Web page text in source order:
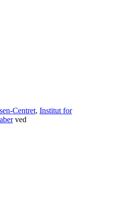
Centret, Institut for
ved